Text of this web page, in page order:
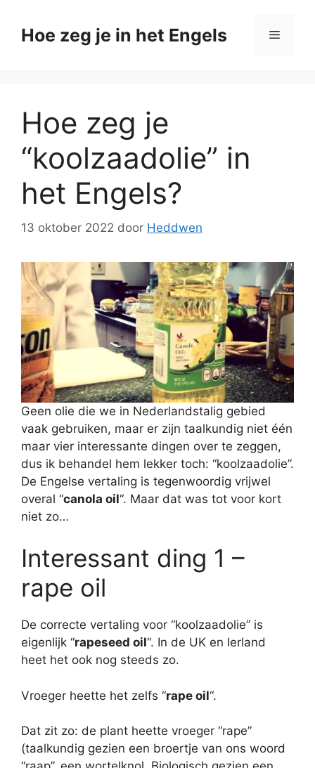
naarHoe zeg je in het Engels Menu
Hoe zeg je
“koolzaadolie” in
het Engels?
13 oktober 2022 door Heddwen
Geen olie die we in Nederlandstalig gebied
vaak gebruiken, maar er zijn taalkundig niet één
maar vier interessante dingen over te zeggen,
dus ik behandel hem lekker toch: “koolzaadolie”.
De Engelse vertaling is tegenwoordig vrijwel
overal “canola oil“. Maar dat was tot voor kort
niet zo…
Interessant ding 1 –
rape oil
De correcte vertaling voor “koolzaadolie” is
eigenlijk “rapeseed oil“. In de UK en Ierland
heet het ook nog steeds zo.
Vroeger heette het zelfs “rape oil“.
Dat zit zo: de plant heette vroeger “rape”
(taalkundig gezien een broertje van ons woord